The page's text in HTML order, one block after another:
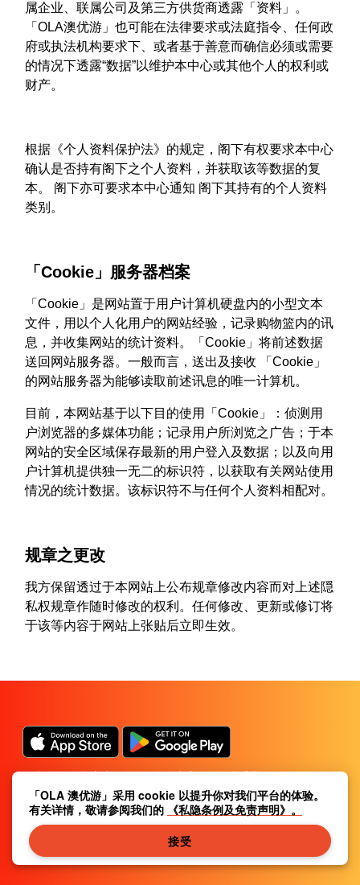
属企业、联属公司及第三方供货商透露「资料」。
「OLA澳优游」也可能在法律要求或法庭指令、任何政
府或执法机构要求下、或者基于善意而确信必须或需要
的情况下透露“数据”以维护本中心或其他个人的权利或
财产。
根据《个人资料保护法》的规定，阁下有权要求本中心
确认是否持有阁下之个人资料，并获取该等数据的复
本。 阁下亦可要求本中心通知 阁下其持有的个人资料
类别。
「Cookie」服务器档案
「Cookie」是网站置于用户计算机硬盘内的小型文本
文件，用以个人化用户的网站经验，记录购物篮内的讯
息，并收集网站的统计资料。「Cookie」将前述数据
送回网站服务器。一般而言，送出及接收 「Cookie」
的网站服务器为能够读取前述讯息的唯一计算机。
目前，本网站基于以下目的使用「Cookie」：侦测用
户浏览器的多媒体功能；记录用户所浏览之广告；于本
网站的安全区域保存最新的用户登入及数据；以及向用
户计算机提供独一无二的标识符，以获取有关网站使用
情况的统计数据。该标识符不与任何个人资料相配对。
规章之更改
我方保留透过于本网站上公布规章修改内容而对上述隠
私权规章作随时修改的权利。任何修改、更新或修订将
于该等内容于网站上张贴后立即生效。
关于我们 | | 条款及细则 |
本地资讯 | 常见问题与答案 |
© Ola Macau. All rights reserved.
「OLA 澳优游」采用 cookie 以提升你对我们平台的体验。
有关详情，敬请参阅我们的 《私隐条例及免责声明》。
接受